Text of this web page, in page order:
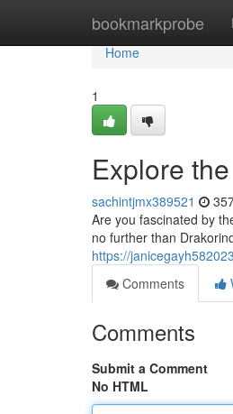
bookmarkprobe
Home
Home
1
Explore
sachintjmx389521
Are you fascinated by
no further than
https://
Comments
Comments
Submit a Comment
No HTML